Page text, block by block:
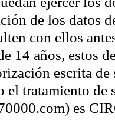
de los datos
con ellos
14 años, estos
escrita de
el tratamiento de
es